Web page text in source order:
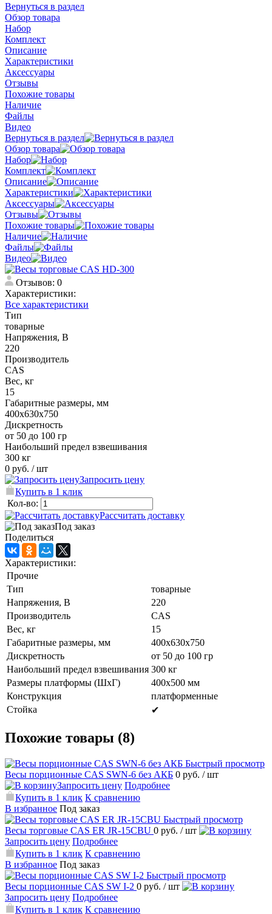
Вернуться в раздел
Обзор товара
Набор
Комплект
Описание
Характеристики
Аксессуары
Отзывы
Похожие товары
Наличие
Файлы
Видео
Вернуться в раздел
Обзор товара
Набор
Комплект
Описание
Характеристики
Аксессуары
Отзывы
Похожие товары
Наличие
Файлы
Видео
Отзывов: 0
Характеристики:
Все характеристики
Тип
товарные
Напряжения, В
220
Производитель
CAS
Вес, кг
15
Габаритные размеры, мм
400х630х750
Дискретность
от 50 до 100 гр
Наибольший предел взвешивания
300 кг
0 руб. / шт
Запросить цену
Купить в 1 клик
Кол-во:
Рассчитать доставку
Под заказ
Поделиться
Характеристики:
Прочие
Тип
товарные
Напряжения, В
220
Производитель
CAS
Вес, кг
15
Габаритные размеры, мм
400х630х750
Дискретность
от 50 до 100 гр
Наибольший предел взвешивания 300 кг
Размеры платформы (ШxГ)
400х500 мм
Конструкция
платформенные
Стойка
✔
Похожие товары (8)
Быстрый просмотр
Весы порционные CAS SWN-6 без АКБ 0 руб. / шт
Запросить цену Подробнее
Купить в 1 клик К сравнению
В избранное Под заказ
Быстрый просмотр
Весы торговые CAS ER JR-15CBU 0 руб. / шт
Запросить цену Подробнее
Купить в 1 клик К сравнению
В избранное Под заказ
Быстрый просмотр
Весы порционные CAS SW I-2 0 руб. / шт
Запросить цену Подробнее
Купить в 1 клик К сравнению